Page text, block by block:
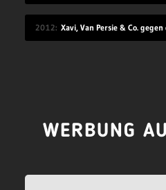
2012
WERBUNG